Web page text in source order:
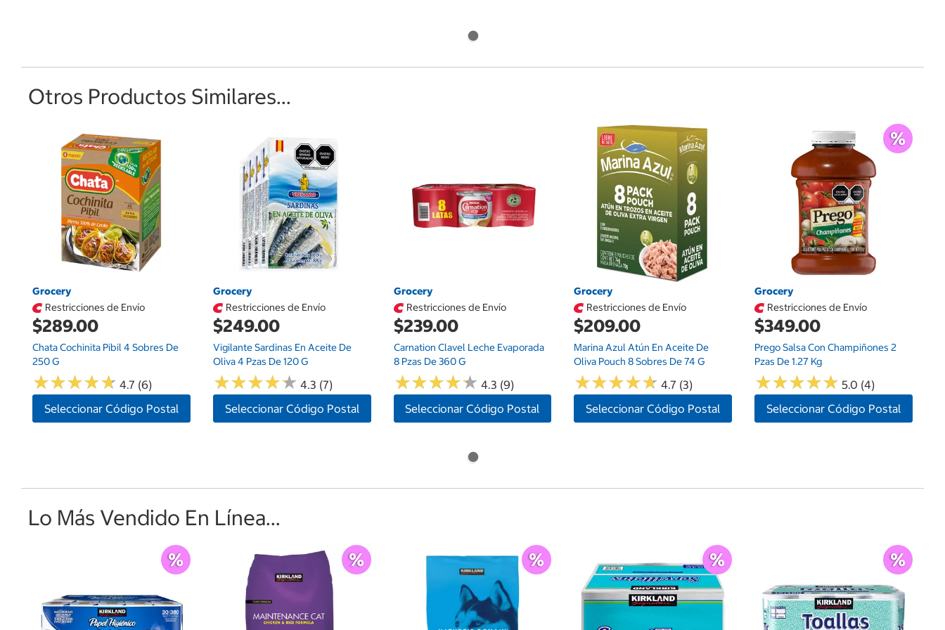
Otros Productos Similares...
Grocery
Restricciones de Envío
$289.00
Chata Cochinita Pibil 4 Sobres De
250 G
★★★★★
★★★★★ 4.7 (6)
Seleccionar Código Postal
Grocery
Restricciones de Envío
$249.00
Vigilante Sardinas En Aceite De
Oliva 4 Pzas De 120 G
★★★★★
★★★★★ 4.3 (7)
Seleccionar Código Postal
Grocery
Restricciones de Envío
$239.00
Carnation Clavel Leche Evaporada
8 Pzas De 360 G
★★★★★
★★★★★ 4.3 (9)
Seleccionar Código Postal
Grocery
Restricciones de Envío
$209.00
Marina Azul Atún En Aceite De
Oliva Pouch 8 Sobres De 74 G
★★★★★
★★★★★ 4.7 (3)
Seleccionar Código Postal
Grocery
Restricciones de Envío
$349.00
Prego Salsa Con Champiñones 2
Pzas De 1.27 Kg
★★★★★
★★★★★ 5.0 (4)
Seleccionar Código Postal
Lo Más Vendido En Línea...